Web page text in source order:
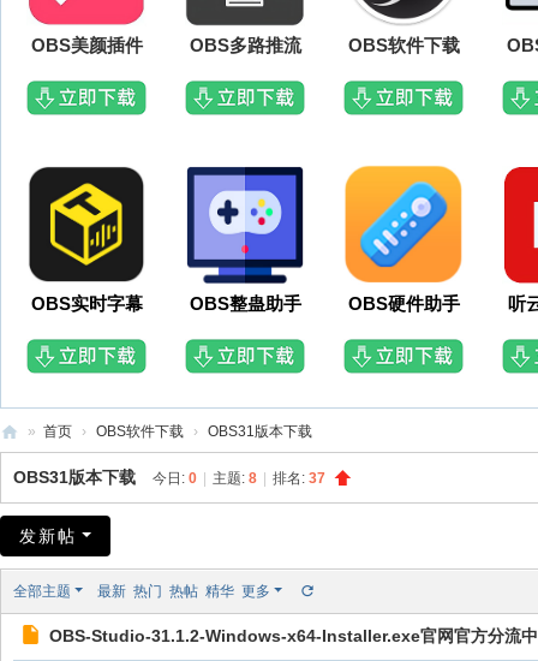
OBS美颜插件 OBS多路推流 OBS软件下载
OBS实时字幕 OBS整蛊助手 OBS硬件助手 听
B
插
» 首页 › OBS软件下载 › OBS31版本下载
OBS31版本下载 今日: 0 主题: 8 排名: 37
发新帖
全部主题 最新 热门 热帖 精华 更多
OBS-Studio-31.1.2-Windows-x64-Installer.exe官网官方分流